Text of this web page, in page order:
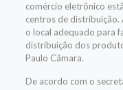
comércio eletrônico
centros de distribuição.
o local adequado para
distribuição dos
Paulo Câmara.
De acordo com o